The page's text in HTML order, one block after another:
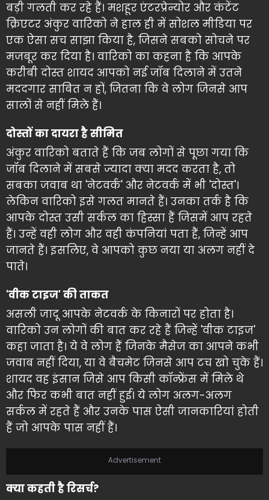
बड़ी गलती कर रहे हैं। मशहूर एंटरप्रेन्योर और कंटेंट
क्रिएटर अंकुर वारिको ने हाल ही में सोशल मीडिया पर
एक ऐसा सच साझा किया है, जिसने सबको सोचने पर
मजबूर कर दिया है। वारिको का कहना है कि आपके
करीबी दोस्त शायद आपको नई जॉब दिलाने में उतने
मददगार साबित न हों, जितना कि वे लोग जिनसे आप
सालों से नहीं मिले हैं।
दोस्तों का दायरा है सीमित
अंकुर वारिको बताते हैं कि जब लोगों से पूछा गया कि
जॉब दिलाने में सबसे ज्यादा क्या मदद करता है, तो
सबका जवाब था 'नेटवर्क' और नेटवर्क में भी 'दोस्त'।
लेकिन वारिको इसे गलत मानते हैं। उनका तर्क है कि
आपके दोस्त उसी सर्कल का हिस्सा हैं जिसमें आप रहते
हैं। उन्हें वही लोग और वही कंपनियां पता हैं, जिन्हें आप
जानते हैं। इसलिए, वे आपको कुछ नया या अलग नहीं दे
पाते।
'वीक टाइज' की ताकत
असली जादू आपके नेटवर्क के किनारों पर होता है।
वारिको उन लोगों की बात कर रहे हैं जिन्हें 'वीक टाइज'
कहा जाता है। ये वे लोग हैं जिनके मैसेज का आपने कभी
जवाब नहीं दिया, या वे बैचमेट जिनसे आप टच खो चुके हैं।
शायद वह इंसान जिसे आप किसी कॉन्फ्रेंस में मिले थे
और फिर कभी बात नहीं हुई। ये लोग अलग-अलग
सर्कल में रहते हैं और उनके पास ऐसी जानकारियां होती
हैं जो आपके पास नहीं हैं।
Advertisement
क्या कहती है रिसर्च?